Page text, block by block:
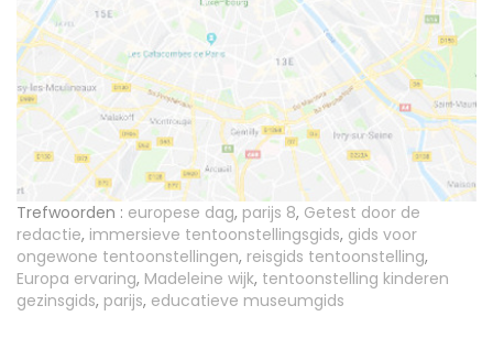
Trefwoorden : europese dag, parijs 8, Getest door de
redactie, immersieve tentoonstellingsgids, gids voor
ongewone tentoonstellingen, reisgids tentoonstelling,
Europa ervaring, Madeleine wijk, tentoonstelling kinderen
gezinsgids, parijs, educatieve museumgids